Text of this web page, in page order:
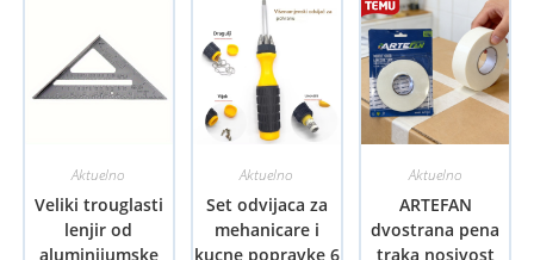
Aktuelno
Veliki trouglasti
lenjir od
aluminijumske
Aktuelno
Set odvijaca za
mehanicare i
kucne popravke 6
Aktuelno
ARTEFAN
dvostrana pena
traka nosivost